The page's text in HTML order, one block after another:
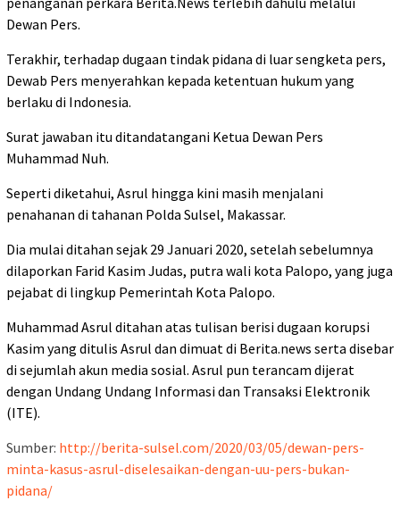
Dewan Pers.
Terakhir, terhadap dugaan tindak pidana di luar sengketa pers,
Dewab Pers menyerahkan kepada ketentuan hukum yang
berlaku di Indonesia.
Surat jawaban itu ditandatangani Ketua Dewan Pers
Muhammad Nuh.
Seperti diketahui, Asrul hingga kini masih menjalani
penahanan di tahanan Polda Sulsel, Makassar.
Dia mulai ditahan sejak 29 Januari 2020, setelah sebelumnya
dilaporkan Farid Kasim Judas, putra wali kota Palopo, yang juga
pejabat di lingkup Pemerintah Kota Palopo.
Muhammad Asrul ditahan atas tulisan berisi dugaan korupsi
Kasim yang ditulis Asrul dan dimuat di Berita.news serta disebar
di sejumlah akun media sosial. Asrul pun terancam dijerat
dengan Undang Undang Informasi dan Transaksi Elektronik
(ITE).
Sumber: http://berita-sulsel.com/2020/03/05/dewan-pers-
minta-kasus-asrul-diselesaikan-dengan-uu-pers-bukan-
pidana/